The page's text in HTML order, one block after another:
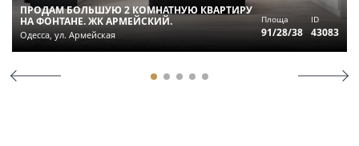
ПРОДАМ БОЛЬШУЮ 2 КОМНАТНУЮ КВАРТИРУ
НА ФОНТАНЕ. ЖК АРМЕЙСКИЙ.
Одесса, ул. Армейская
Площа
91/28/38
ID
43083